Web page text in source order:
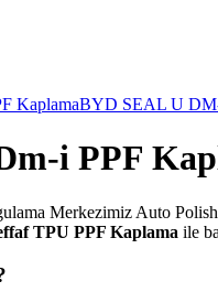
KaplamaBYD SEAL U
i PPF
Merkezimiz Auto
TPU PPF Kaplama ile